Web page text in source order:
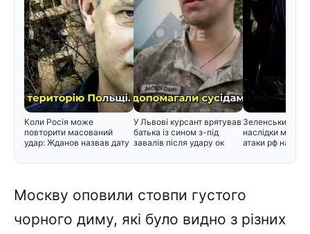
Коли Росія може
повторити масований
удар: Жданов назвав дату
У Львові курсант врятував
батька із сином з-під
завалів після удару ок
Зеленський
наслідки
атаки рф на
Москву оповили стовпи густого
чорного диму, які було видно з різних